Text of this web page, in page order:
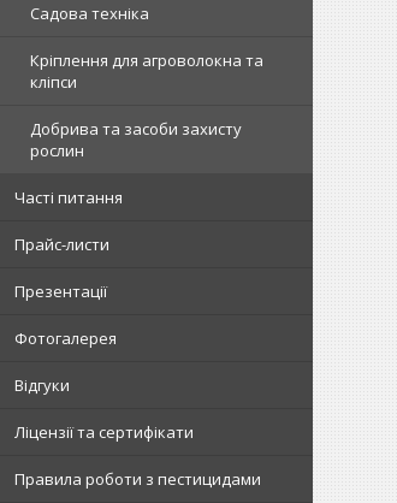
Садова техніка
Кріплення для агроволокна та
кліпси
Добрива та засоби захисту
рослин
Часті питання
Прайс-листи
Презентації
Фотогалерея
Відгуки
Ліцензії та сертифікати
Правила роботи з пестицидами